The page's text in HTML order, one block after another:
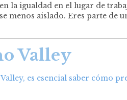
la igualdad en el lugar de
menos aislado. Eres parte de
Valley
es esencial saber cómo